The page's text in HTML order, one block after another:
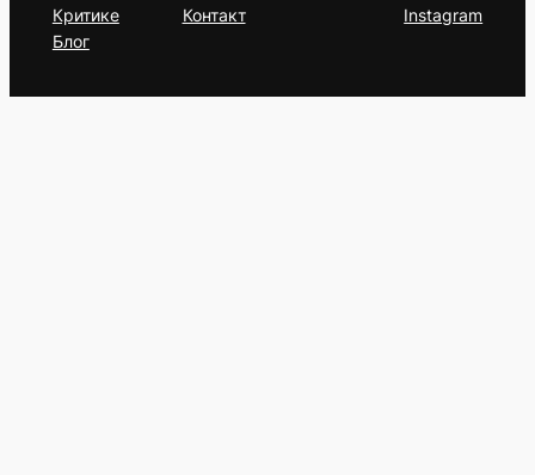
Критике
Блог
Контакт
Instagram